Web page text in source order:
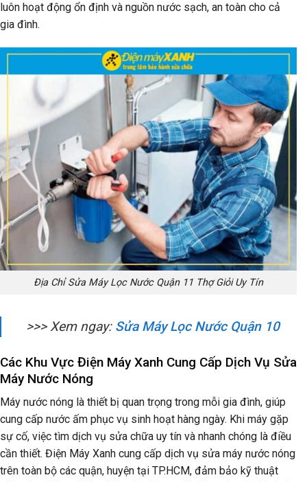
luôn hoạt động ổn định và nguồn nước sạch, an toàn cho cả
gia đình.
Địa Chỉ Sửa Máy Lọc Nước Quận 11 Thợ Giỏi Uy Tín
>>> Xem ngay: Sửa Máy Lọc Nước Quận 10
Các Khu Vực Điện Máy Xanh Cung Cấp Dịch Vụ Sửa
Máy Nước Nóng
Máy nước nóng là thiết bị quan trọng trong mỗi gia đình, giúp
cung cấp nước ấm phục vụ sinh hoạt hàng ngày. Khi máy gặp
sự cố, việc tìm dịch vụ sửa chữa uy tín và nhanh chóng là điều
cần thiết. Điện Máy Xanh cung cấp dịch vụ sửa máy nước nóng
trên toàn bộ các quận, huyện tại TP.HCM, đảm bảo kỹ thuật